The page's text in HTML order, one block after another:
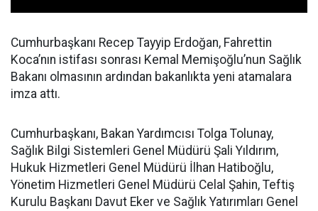
Cumhurbaşkanı Recep Tayyip Erdoğan, Fahrettin
Koca’nın istifası sonrası Kemal Memişoğlu’nun Sağlık
Bakanı olmasının ardından bakanlıkta yeni atamalara
imza attı.
Cumhurbaşkanı, Bakan Yardımcısı Tolga Tolunay,
Sağlık Bilgi Sistemleri Genel Müdürü Şali Yıldırım,
Hukuk Hizmetleri Genel Müdürü İlhan Hatiboğlu,
Yönetim Hizmetleri Genel Müdürü Celal Şahin, Teftiş
Kurulu Başkanı Davut Eker ve Sağlık Yatırımları Genel